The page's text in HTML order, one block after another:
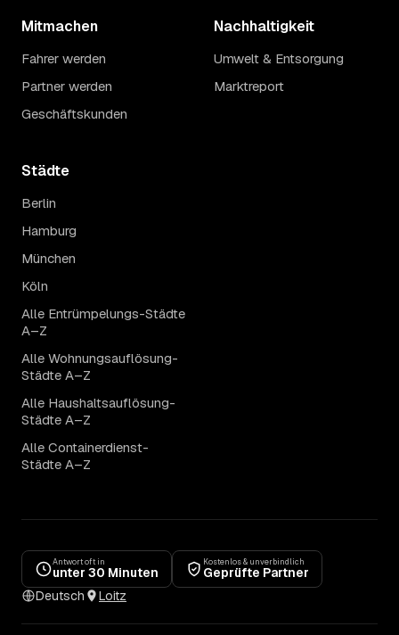
Mitmachen
Fahrer werden
Partner werden
Geschäftskunden
Nachhaltigkeit
Umwelt & Entsorgung
Marktreport
Städte
Berlin
Hamburg
München
Köln
Alle Entrümpelungs-Städte
A–Z
Alle Wohnungsauflösung-
Städte A–Z
Alle Haushaltsauflösung-
Städte A–Z
Alle Containerdienst-
Städte A–Z
Antwort oft in
unter 30 Minuten
Kostenlos & unverbindlich
Geprüfte Partner
Deutsch
Loitz